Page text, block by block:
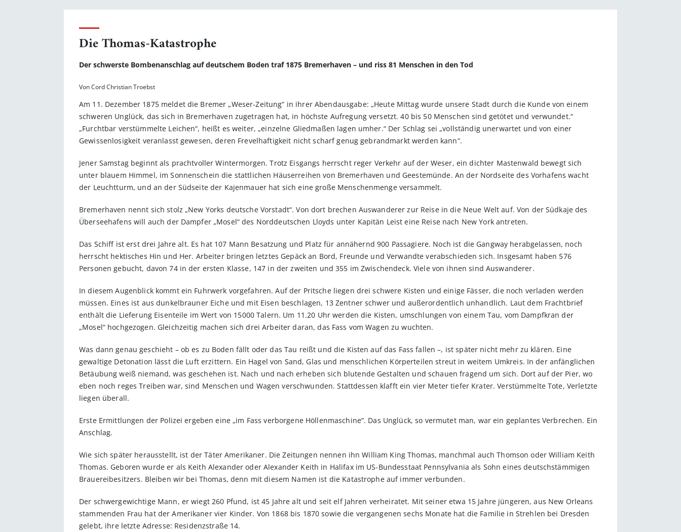
Die Thomas-Katastrophe
Der schwerste Bombenanschlag auf deutschem Boden traf 1875 Bremerhaven – und riss 81 Menschen in den Tod
Von Cord Christian Troebst
Am 11. Dezember 1875 meldet die Bremer „Weser-Zeitung“ in ihrer Abendausgabe: „Heute Mittag wurde unsere Stadt durch die Kunde von einem
schweren Unglück, das sich in Bremerhaven zugetragen hat, in höchste Aufregung versetzt. 40 bis 50 Menschen sind getötet und verwundet.“
„Furchtbar verstümmelte Leichen“, heißt es weiter, „einzelne Gliedmaßen lagen umher.“ Der Schlag sei „vollständig unerwartet und von einer
Gewissenlosigkeit veranlasst gewesen, deren Frevelhaftigkeit nicht scharf genug gebrandmarkt werden kann“.
Jener Samstag beginnt als prachtvoller Wintermorgen. Trotz Eisgangs herrscht reger Verkehr auf der Weser, ein dichter Mastenwald bewegt sich
unter blauem Himmel, im Sonnenschein die stattlichen Häuserreihen von Bremerhaven und Geestemünde. An der Nordseite des Vorhafens wacht
der Leuchtturm, und an der Südseite der Kajenmauer hat sich eine große Menschenmenge versammelt.
Bremerhaven nennt sich stolz „New Yorks deutsche Vorstadt“. Von dort brechen Auswanderer zur Reise in die Neue Welt auf. Von der Südkaje des
Überseehafens will auch der Dampfer „Mosel“ des Norddeutschen Lloyds unter Kapitän Leist eine Reise nach New York antreten.
Das Schiff ist erst drei Jahre alt. Es hat 107 Mann Besatzung und Platz für annähernd 900 Passagiere. Noch ist die Gangway herabgelassen, noch
herrscht hektisches Hin und Her. Arbeiter bringen letztes Gepäck an Bord, Freunde und Verwandte verabschieden sich. Insgesamt haben 576
Personen gebucht, davon 74 in der ersten Klasse, 147 in der zweiten und 355 im Zwischendeck. Viele von ihnen sind Auswanderer.
In diesem Augenblick kommt ein Fuhrwerk vorgefahren. Auf der Pritsche liegen drei schwere Kisten und einige Fässer, die noch verladen werden
müssen. Eines ist aus dunkelbrauner Eiche und mit Eisen beschlagen, 13 Zentner schwer und außerordentlich unhandlich. Laut dem Frachtbrief
enthält die Lieferung Eisenteile im Wert von 15000 Talern. Um 11.20 Uhr werden die Kisten, umschlungen von einem Tau, vom Dampfkran der
„Mosel“ hochgezogen. Gleichzeitig machen sich drei Arbeiter daran, das Fass vom Wagen zu wuchten.
Was dann genau geschieht – ob es zu Boden fällt oder das Tau reißt und die Kisten auf das Fass fallen –, ist später nicht mehr zu klären. Eine
gewaltige Detonation lässt die Luft erzittern. Ein Hagel von Sand, Glas und menschlichen Körperteilen streut in weitem Umkreis. In der anfänglichen
Betäubung weiß niemand, was geschehen ist. Nach und nach erheben sich blutende Gestalten und schauen fragend um sich. Dort auf der Pier, wo
eben noch reges Treiben war, sind Menschen und Wagen verschwunden. Stattdessen klafft ein vier Meter tiefer Krater. Verstümmelte Tote, Verletzte
liegen überall.
Erste Ermittlungen der Polizei ergeben eine „im Fass verborgene Höllenmaschine“. Das Unglück, so vermutet man, war ein geplantes Verbrechen. Ein
Anschlag.
Wie sich später herausstellt, ist der Täter Amerikaner. Die Zeitungen nennen ihn William King Thomas, manchmal auch Thomson oder William Keith
Thomas. Geboren wurde er als Keith Alexander oder Alexander Keith in Halifax im US-Bundesstaat Pennsylvania als Sohn eines deutschstämmigen
Brauereibesitzers. Bleiben wir bei Thomas, denn mit diesem Namen ist die Katastrophe auf immer verbunden.
Der schwergewichtige Mann, er wiegt 260 Pfund, ist 45 Jahre alt und seit elf Jahren verheiratet. Mit seiner etwa 15 Jahre jüngeren, aus New Orleans
stammenden Frau hat der Amerikaner vier Kinder. Von 1868 bis 1870 sowie die vergangenen sechs Monate hat die Familie in Strehlen bei Dresden
gelebt, ihre letzte Adresse: Residenzstraße 14.